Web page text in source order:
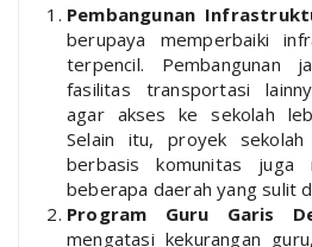
Pembangunan
berupaya memperbaiki
terpencil. Pembangunan
fasilitas transportasi
agar akses ke sekolah
Selain itu, proyek
berbasis komunitas juga
beberapa daerah yang sulit
Program Guru Garis
mengatasi kekurangan